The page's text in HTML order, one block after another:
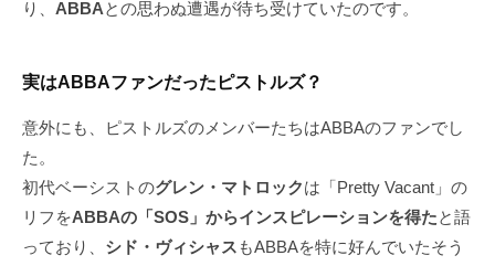
り、 ABBAとの思わぬ遭遇が待ち受けていたのです。
実はABBAファンだったピストルズ？
意外にも、ピストルズのメンバーたちはABBAのファンでし
た。
初代ベーシストのグレン・マトロックは「Pretty Vacant」の
リフをABBAの「SOS」からインスピレーションを得たと語
っており、 シド・ヴィシャス もABBAを特に好んでいたそう